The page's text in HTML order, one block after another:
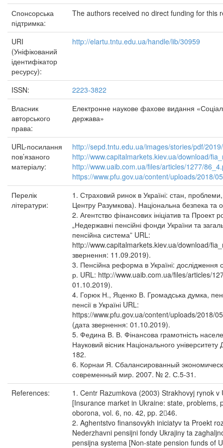
Спонсорська
підтримка:
The authors received no direct funding for this
URI
(Уніфікований
ідентифікатор
ресурсу):
http://elartu.tntu.edu.ua/handle/lib/30959
ISSN:
2223-3822
Власник
авторського
права:
Електронне наукове фахове видання
держава»
URL-посилання
пов’язаного
матеріалу:
http://sepd.tntu.edu.ua/images/stories/pdf/
http://www.capitalmarkets.kiev.ua/download/
http://www.uaib.com.ua/files/articles/1277/
https://www.pfu.gov.ua/content/uploads/2018/
Перелік
літератури:
1. Страховий ринок в Україні: стан,
Центру Разумкова). Національна безпека
2. Агентство фінансових ініціатив та Проект
„Недержавні пенсійні фонди України та
пенсійна система” URL:
http://www.capitalmarkets.kiev.ua/download/
звернення: 11.09.2019).
3. Пенсійна реформа в Україні: дослідження
р. URL: http://www.uaib.com.ua/files/articles/
01.10.2019).
4. Горюк Н., Яценко В. Громадська думка,
пенсії в Україні URL:
https://www.pfu.gov.ua/content/uploads/2018/
(дата звернення: 01.10.2019).
5. Федина В. В. Фінансова грамотність
Науковий вісник Національного
182.
6. Корнаи Я. Сбалансированный
современный мир. 2007. № 2. С.5-31.
References:
1. Centr Razumkova (2003) Strakhovyj rynok
[Insurance market in Ukraine: state, problems,
oborona, vol. 6, no. 42, pp. 246.
2. Aghentstvo finansovykh iniciatyv ta Proekt
Nederzhavni pensijni fondy Ukrajiny ta
pensijna systema [Non-state pension funds of